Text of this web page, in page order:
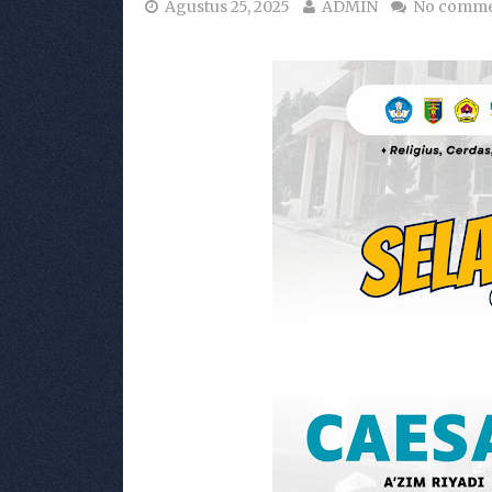
Agustus 25, 2025 ADMIN No